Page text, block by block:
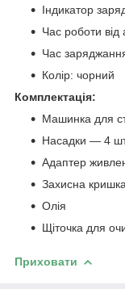
Індикатор
Час роботи
Час
Колір: чорний
Комплектація:
Машинка для
Насадки — 4
Адаптер
Захисна кришка
Олія
Щіточка для
Приховати